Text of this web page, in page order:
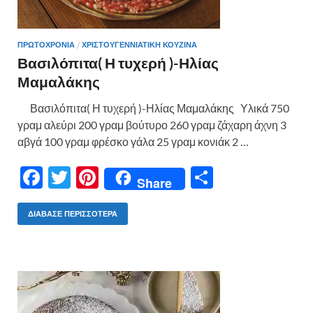
ΠΡΩΤΟΧΡΟΝΙΑ / ΧΡΙΣΤΟΥΓΕΝΝΙΑΤΙΚΗ ΚΟΥΖΙΝΑ
Βασιλόπιτα( Η τυχερή )-Ηλίας
Μαμαλάκης
Βασιλόπιτα( Η τυχερή )-Ηλίας Μαμαλάκης Υλικά 750
γραμ αλεύρι 200 γραμ βούτυρο 260 γραμ ζάχαρη άχνη 3
αβγά 100 γραμ φρέσκο γάλα 25 γραμ κονιάκ 2 …
F
ac
e
o
o
T
w
itt
Pi
nt
er
t
Share
σ
τε
ΔΙΆΒΑΣΕ ΠΕΡΙΣΣΌΤΕΡΑ